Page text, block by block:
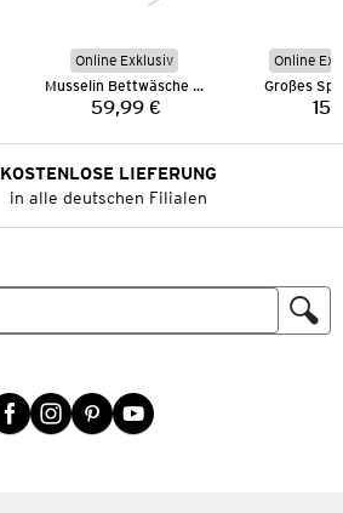
Online Exklusiv
Musselin Bettwäsche 155 x 220 cm
Preis:
59,99 €
Online
KOSTENLOSE LIEFERUNG
in alle deutschen Filialen